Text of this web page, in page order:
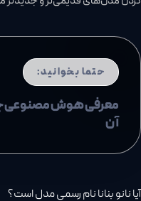
حتما بخوانید:
آن
آیا نانو بنانا نام رسمی مدل است؟